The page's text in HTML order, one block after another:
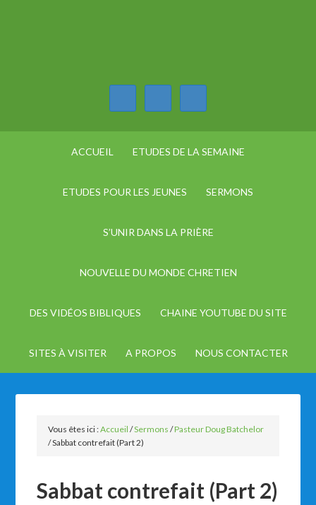
ACCUEIL ETUDES DE LA SEMAINE
ETUDES POUR LES JEUNES SERMONS
S’UNIR DANS LA PRIÈRE
NOUVELLE DU MONDE CHRETIEN
DES VIDÉOS BIBLIQUES CHAINE YOUTUBE DU SITE
SITES À VISITER A PROPOS NOUS CONTACTER
Vous êtes ici :Accueil /Sermons /Pasteur Doug Batchelor
/Sabbat contrefait (Part 2)
Sabbat contrefait (Part 2)